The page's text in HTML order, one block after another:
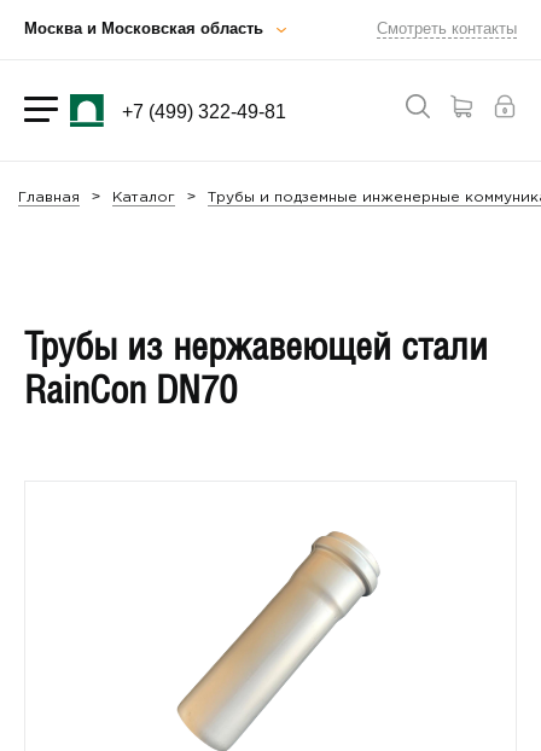
Москва и Московская область Смотреть контакты
+7 (499) 322-49-81
Главная Каталог Трубы и подземные инженерные
Трубы из нержавеющей стали
RainCon DN70